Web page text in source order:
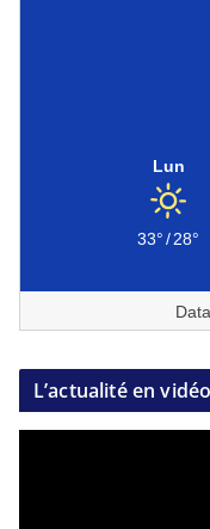
Lun
33°/28°
L’actualité en